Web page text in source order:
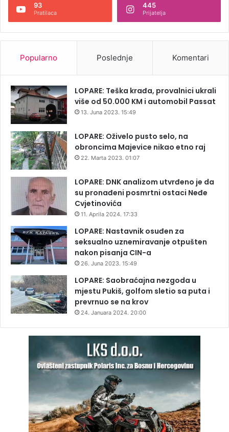
93
Pratilaca
445
Prijatelja
Popularno Poslednje Komentari
LOPARE: Teška krađa, provalnici ukrali
više od 50.000 KM i automobil Passat
13. Juna 2023. 15:49
LOPARE: Oživelo pusto selo, na
obroncima Majevice nikao etno raj
22. Marta 2023. 01:07
LOPARE: DNK analizom utvrđeno je da
su pronađeni posmrtni ostaci Neđe
Cvjetinovića
11. Aprila 2024. 17:33
LOPARE: Nastavnik osuđen za
seksualno uznemiravanje otpušten
nakon pisanja CIN-a
26. Juna 2023. 15:49
LOPARE: Saobraćajna nezgoda u
mjestu Pukiš, golfom sletio sa puta i
prevrnuo se na krov
24. Januara 2024. 20:00